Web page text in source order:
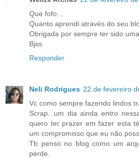
Que fofo...
Quanto aprendi através do seu
Obrigada por sempre ter sido
Bjss
Responder
Neli Rodrigues 22 de fevereiro
Vc como sempre fazendo lindos
Scrap...um dia ainda entro
quero ter prazer em fazer esta
um compromisso que eu não
Tb penso no blog como um
perde.